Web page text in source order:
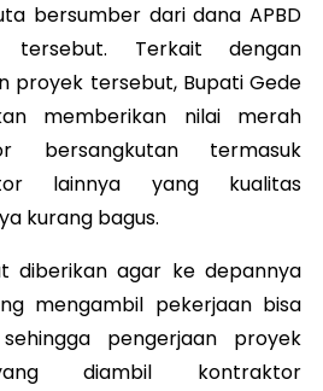
bersumber dari dana APBD
tersebut. Terkait dengan
proyek tersebut, Bupati Gede
memberikan nilai merah
bersangkutan termasuk
lainnya yang kualitas
kurang bagus.
diberikan agar ke depannya
mengambil pekerjaan bisa
pengerjaan proyek
diambil kontraktor